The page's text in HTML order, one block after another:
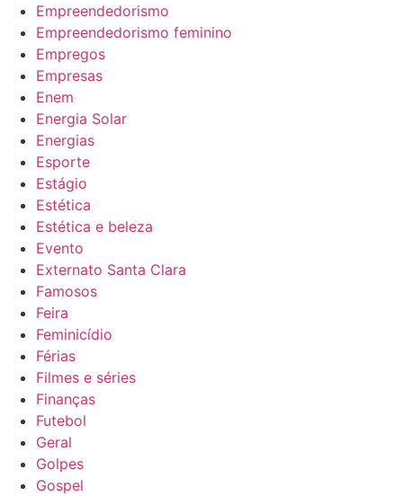
Empreendedorismo
Empreendedorismo feminino
Empregos
Empresas
Enem
Energia Solar
Energias
Esporte
Estágio
Estética
Estética e beleza
Evento
Externato Santa Clara
Famosos
Feira
Feminicídio
Férias
Filmes e séries
Finanças
Futebol
Geral
Golpes
Gospel